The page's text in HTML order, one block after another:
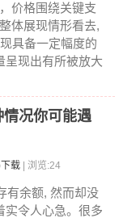
价格围绕关键支
体展现情形看去,
具备一定幅度的
呈现出有所被放大
况你可能遇
载 | 浏览:24
有余额, 然而却没
实令人心急。很多